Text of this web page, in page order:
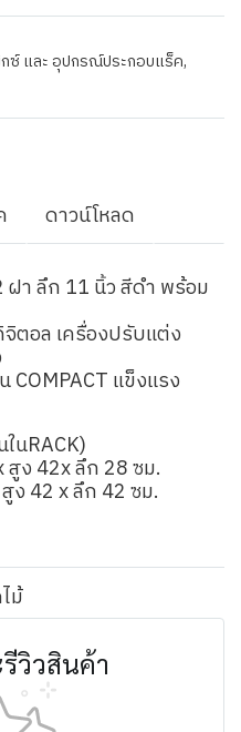
ซ์ และ อุปกรณ์ประกอบแร็ค,
ดาวน์โหลด
ฝา ลึก 11 นิ้ว สีดำ พร้อม
ตอล เครื่องปรับแต่ง
COMPACT แข็งแรง
นRACK)
ง 42x ลึก 28 ซม.
42 x ลึก 42 ซม.
ม้
วิวสินค้า